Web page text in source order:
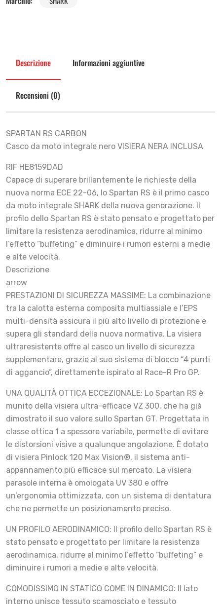
Descrizione Informazioni aggiuntive
Recensioni (0)
SPARTAN RS CARBON
Casco da moto integrale nero VISIERA NERA INCLUSA
RIF HE8159DAD
Capace di superare brillantemente le richieste della
nuova norma ECE 22-06, lo Spartan RS è il primo casco
da moto integrale SHARK della nuova generazione. Il
profilo dello Spartan RS è stato pensato e progettato per
limitare la resistenza aerodinamica, ridurre al minimo
l’effetto “buffeting” e diminuire i rumori esterni a medie
e alte velocità.
Descrizione
arrow
PRESTAZIONI DI SICUREZZA MASSIME: La combinazione
tra la calotta esterna composita multiassiale e l’EPS
multi-densità assicura il più alto livello di protezione e
supera gli standard della nuova normativa. La visiera
ultraresistente offre al casco un livello di sicurezza
supplementare, grazie al suo sistema di blocco “4 punti
di aggancio”, direttamente ispirato al Race-R Pro GP.
UNA QUALITÀ OTTICA ECCEZIONALE: Lo Spartan RS è
munito della visiera ultra-efficace VZ 300, che ha già
dimostrato il suo valore sullo Spartan GT. Progettata in
classe ottica 1 a spessore variabile, permette di evitare
le distorsioni visive a qualunque angolazione. È dotato
di visiera Pinlock 120 Max Vision®, il sistema anti-
appannamento più efficace sul mercato. La visiera
parasole interna è omologata UV 380 e offre
un’ergonomia ottimizzata, con un sistema di dentatura
che ne permette un posizionamento preciso.
UN PROFILO AERODINAMICO: Il profilo dello Spartan RS è
stato pensato e progettato per limitare la resistenza
aerodinamica, ridurre al minimo l’effetto “buffeting” e
diminuire i rumori a medie e alte velocità.
COMODISSIMO IN STATICO COME IN DINAMICO: Il lato
interno unisce tessuto scamosciato e tessuto